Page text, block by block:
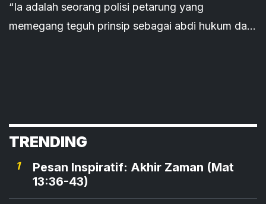
“Ia adalah seorang polisi petarung yang
memegang teguh prinsip sebagai abdi hukum dan
usaha swadaya membangun sendiri sarana dan
kesaksian yang disampaikan anggota Watimpres
RI Mayjen Pol (Purn) Drs. Sidarto Danusubroto,
TRENDING
1
Pesan Inspiratif: Akhir Zaman (Mat
13:36-43)